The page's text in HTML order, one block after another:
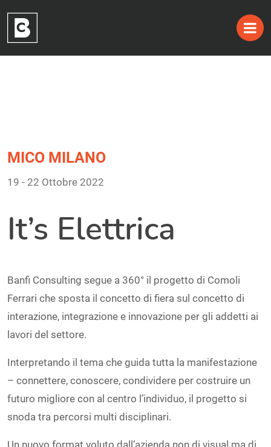
content
Tag:
19 – 22 Ottobre 2022
19 - 22 Ottobre 2022
MICO MILANO
It’s Elettrica
Banfi Consulting segue a 360° il progetto di Comoli
Ferrari che sposta il concetto di fiera sul concetto di
interazione, integrazione e innovazione per gli addetti ai
lavori del settore.
Interpretando il tema che guida tutta la manifestazione
– connettere, conoscere, condividere per costruire un
futuro migliore con al centro l’individuo, il progetto si
snoda tra percorsi multi disciplinari.
Un nuovo format voluto dall’azienda non di visual ma di